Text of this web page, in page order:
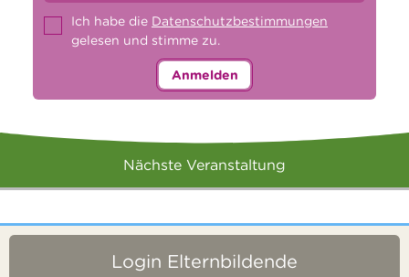
Ich habe die Datenschutzbestimmungen
gelesen und stimme zu.
Anmelden
Nächste Veranstaltung
Login Elternbildende